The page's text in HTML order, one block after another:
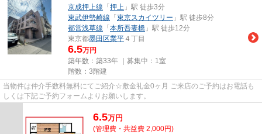
京成押上線 「 押上 」駅 徒歩3分
東武伊勢崎線 「 東京スカイツリー 」駅 徒歩8分
都営浅草線 「 本所吾妻橋 」駅 徒歩12分
東京都墨田区業平 ４丁目
6.5万円
築年数：築33年 ｜募集中： 1室
階数：3階建
当物件は仲介手数料無料にてご紹介☆敷金礼金0ヶ月 ご来店のご予約はお電話も
しくは下記ご予約フォームよりお願いします。
6.5万円
(管理費・共益費 2,000円)